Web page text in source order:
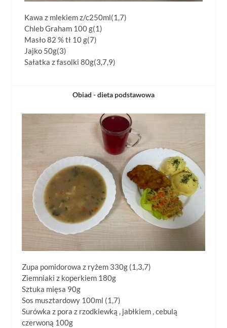
Kawa z mlekiem z/c250ml(1,7)
Chleb Graham 100 g(1)
Masło 82 % tł 10 g(7)
Jajko 50g(3)
Sałatka z fasolki 80g(3,7,9)
Obiad - dieta podstawowa
Zupa pomidorowa z ryżem 330g (1,3,7)
Ziemniaki z koperkiem 180g
Sztuka mięsa 90g
Sos musztardowy 100ml (1,7)
Surówka z pora z rzodkiewką , jabłkiem , cebulą
czerwoną 100g